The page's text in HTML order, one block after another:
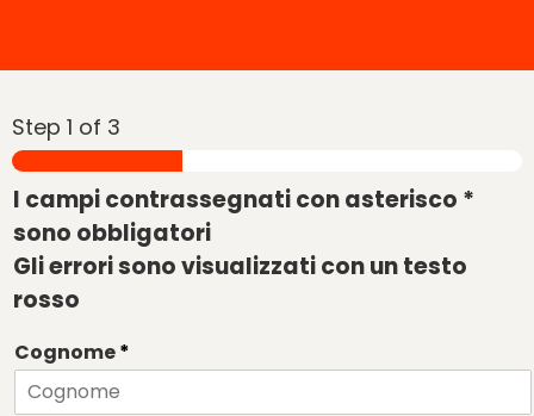
Step 1 of 3
I campi contrassegnati con asterisco *
sono obbligatori
Gli errori sono visualizzati con un testo
rosso
Cognome*